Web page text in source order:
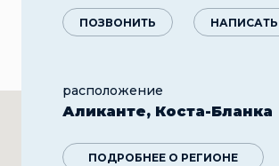
ПОЗВОНИТЬ НАПИСАТЬ
расположение
Аликанте, Коста-Бланка
ПОДРОБНЕЕ О РЕГИОНЕ